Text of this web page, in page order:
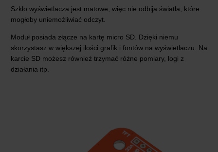
Szkło wyświetlacza jest matowe, więc nie odbija światła, które
mogłoby uniemożliwiać odczyt.
Moduł posiada złącze na kartę micro SD. Dzięki niemu
skorzystasz w większej ilości grafik i fontów na wyświetlaczu. Na
karcie SD możesz również trzymać różne pomiary, logi z
działania itp.